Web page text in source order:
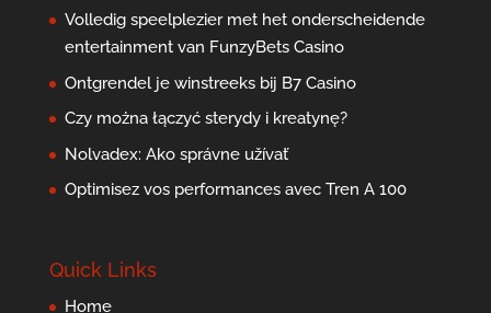
Volledig speelplezier met het onderscheidende
entertainment van FunzyBets Casino
Ontgrendel je winstreeks bij B7 Casino
Czy można łączyć sterydy i kreatynę?
Nolvadex: Ako správne užívať
Optimisez vos performances avec Tren A 100
Quick Links
Home